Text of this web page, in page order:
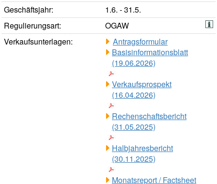
Geschäftsjahr:
1.6. - 31.5.
Regulierungsart:
OGAW
Verkaufsunterlagen:
Antragsformular
Basisinformationsblatt
(19.06.2026)
Verkaufsprospekt
(16.04.2026)
Rechenschaftsbericht
(31.05.2025)
Halbjahresbericht
(30.11.2025)
Monatsreport / Factsheet